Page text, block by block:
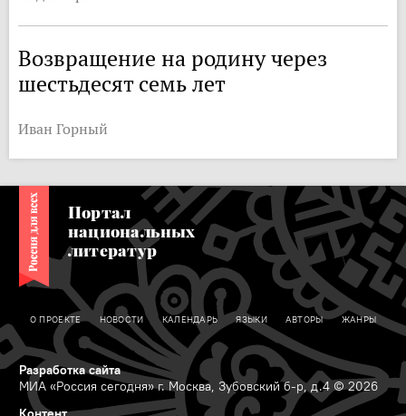
Возвращение на родину через
шестьдесят семь лет
Иван Горный
Портал
национальных
литератур
О ПРОЕКТЕ НОВОСТИ КАЛЕНДАРЬ ЯЗЫКИ АВТОРЫ ЖАНРЫ
Разработка сайта
МИА «Россия сегодня» г. Москва, Зубовский б-р, д.4 © 2026